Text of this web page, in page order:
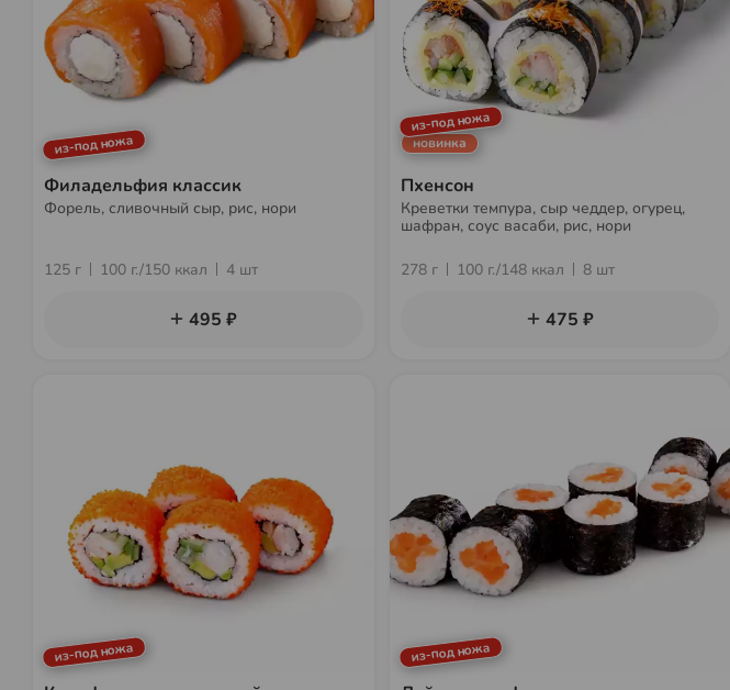
из-под ножа
Филадельфия классик
Форель, сливочный сыр, рис, нори
125 г 100 г./150 ккал 4 шт
495 ₽
из-под ножа
новинка
Пхенсон
Креветки темпура, сыр чеддер, огурец,
шафран, соус васаби, рис, нори
278 г 100 г./148 ккал 8 шт
475 ₽
из-под ножа из-под ножа